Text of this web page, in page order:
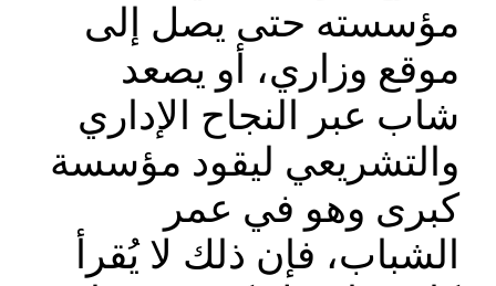
مؤسسته حتى يصل إلى
موقع وزاري، أو يصعد
شاب عبر النجاح الإداري
والتشريعي ليقود مؤسسة
كبرى وهو في عمر
الشباب، فإن ذلك لا يُقرأ